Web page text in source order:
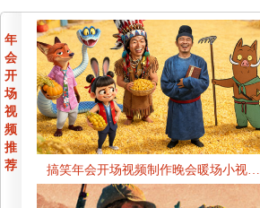
年
会
开
场
视
频
推
荐
搞笑年会开场视频制作晚会暖场小视…